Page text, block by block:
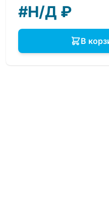
#Н/Д ₽
В